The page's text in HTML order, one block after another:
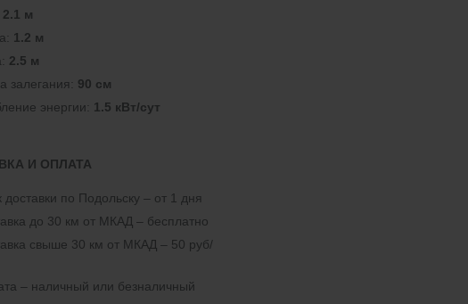
2.1 м
1.2 м
2.5 м
залегания: 90 см
энергии: 1.5 кВт/сут
И ОПЛАТА
доставки по Подольску – от 1 дня
до 30 км от МКАД – бесплатно
свыше 30 км от МКАД – 50 руб/
– наличный или безналичный